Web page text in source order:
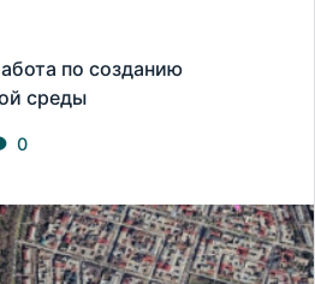
по созданию
среды
0